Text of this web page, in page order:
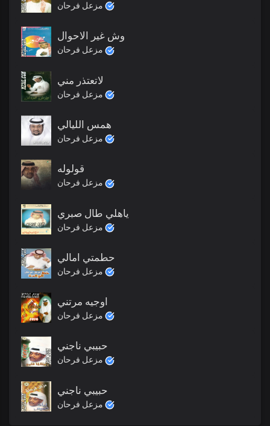
وش غير الاحوال
لاتعتذر مني
همس الليالي
قولوله
ياهلي طال صبري
حطمتي امالي
اوجيه مرتني
حبيبي ناجني
حبيبي ناجني